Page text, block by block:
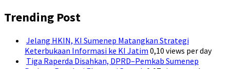
Trending Post
Jelang HKIN, KI Sumenep Matangkan Strategi
Keterbukaan Informasi ke KI Jatim 0,10 views per day
Tiga Raperda Disahkan, DPRD–Pemkab Sumenep